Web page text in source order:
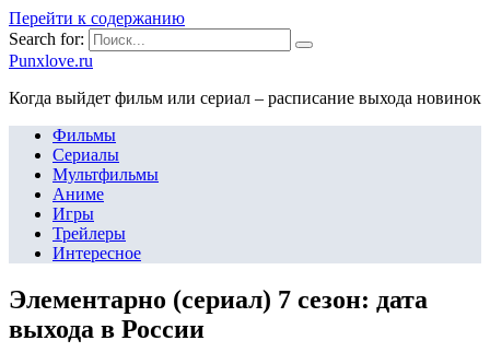
Перейти к содержанию
Search for:
Punxlove.ru
Когда выйдет фильм или сериал – расписание выхода новинок
Фильмы
Сериалы
Мультфильмы
Аниме
Игры
Трейлеры
Интересное
Элементарно (сериал) 7 сезон: дата
выхода в России